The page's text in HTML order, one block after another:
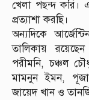
খেলা পছন্দ করি।
প্রত্যাশা করছি।
অন্যদিকে
তালিকায়
পরীমনি, চঞ্চল
মামনুন ইমন,
জায়েদ খান ও